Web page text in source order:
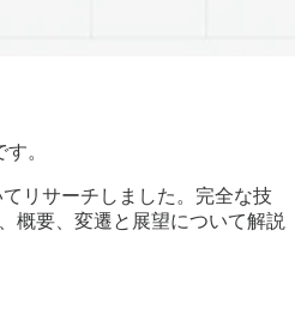
。
リサーチしました。完全な技
概要、変遷と展望について解説